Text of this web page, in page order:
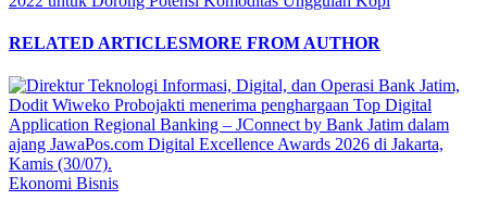
RELATED ARTICLESMORE FROM AUTHOR
Ekonomi Bisnis